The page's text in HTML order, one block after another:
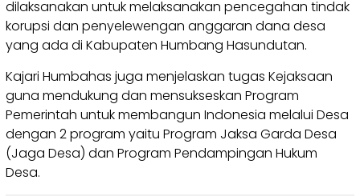
dilaksanakan untuk melaksanakan pencegahan tindak
korupsi dan penyelewengan anggaran dana desa
yang ada di Kabupaten Humbang Hasundutan.
Kajari Humbahas juga menjelaskan tugas Kejaksaan
guna mendukung dan mensukseskan Program
Pemerintah untuk membangun Indonesia melalui Desa
dengan 2 program yaitu Program Jaksa Garda Desa
(Jaga Desa) dan Program Pendampingan Hukum
Desa.